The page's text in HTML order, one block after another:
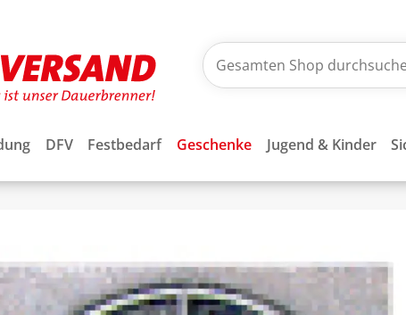
DFV Festbedarf Geschenke Jugend & Kinder